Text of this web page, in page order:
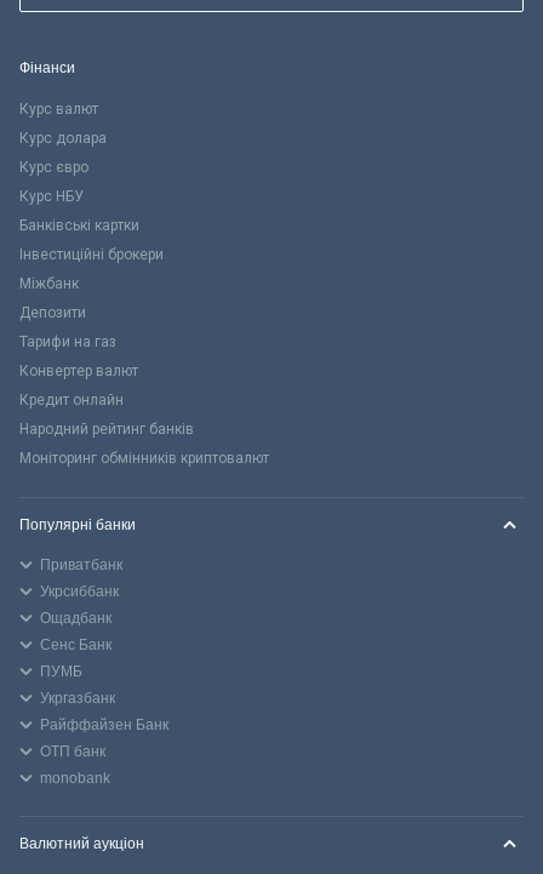
Фінанси
Курс валют
Курс долара
Курс євро
Курс НБУ
Банківські картки
Інвестиційні брокери
Міжбанк
Депозити
Тарифи на газ
Конвертер валют
Кредит онлайн
Народний рейтинг банків
Моніторинг обмінників криптовалют
Популярні банки
Приватбанк
Укрсиббанк
Ощадбанк
Сенс Банк
ПУМБ
Укргазбанк
Райффайзен Банк
ОТП банк
monobank
Валютний аукціон